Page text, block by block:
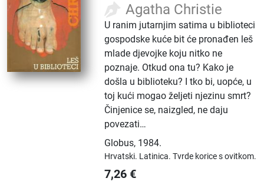
Agatha Christie
U ranim jutarnjim satima u biblioteci
gospodske kuće bit će pronađen leš
mlade djevojke koju nitko ne
poznaje. Otkud ona tu? Kako je
došla u biblioteku? I tko bi, uopće, u
toj kući mogao željeti njezinu smrt?
Činjenice se, naizgled, ne daju
povezati…
Globus, 1984.
Hrvatski. Latinica.Tvrde korice s ovitkom.
7,26 €